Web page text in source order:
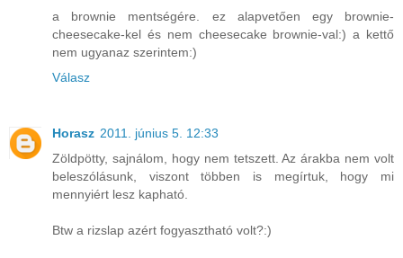
a brownie mentségére. ez alapvetően egy brownie-
cheesecake-kel és nem cheesecake brownie-val:) a kettő
nem ugyanaz szerintem:)
Válasz
Horasz 2011. június 5. 12:33
Zöldpötty, sajnálom, hogy nem tetszett. Az árakba nem volt
beleszólásunk, viszont többen is megírtuk, hogy mi
mennyiért lesz kapható.
Btw a rizslap azért fogyasztható volt?:)